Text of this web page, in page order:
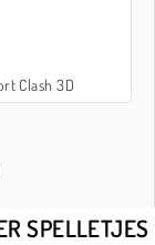
Clash 3D
SPELLETJES